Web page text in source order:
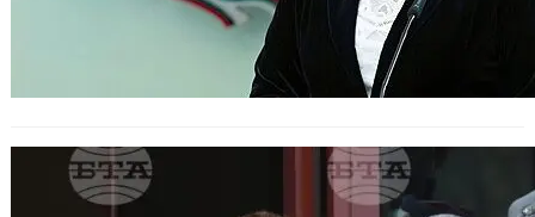
Илияна Йотова ще възложи на
Андрей Гюров да състави
служебно правителство.